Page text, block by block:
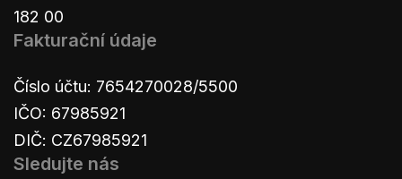
182 00
Fakturační údaje
Číslo účtu: 7654270028/5500
IČO: 67985921
DIČ: CZ67985921
Sledujte nás